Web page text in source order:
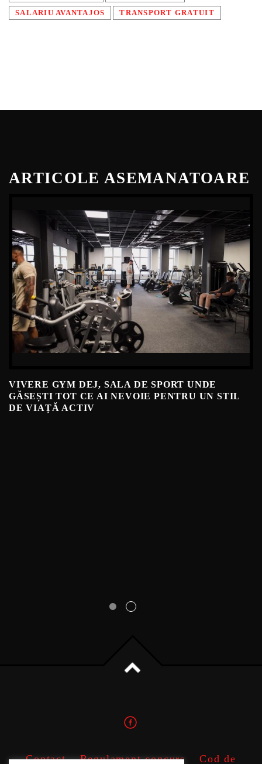
SALARIU AVANTAJOS TRANSPORT GRATUIT
ARTICOLE ASEMANATOARE
VIVERE GYM DEJ, SALA DE SPORT UNDE
GĂSEȘTI TOT CE AI NEVOIE PENTRU UN STIL
DE VIAȚĂ ACTIV
Contact Regulament concurs Cod de